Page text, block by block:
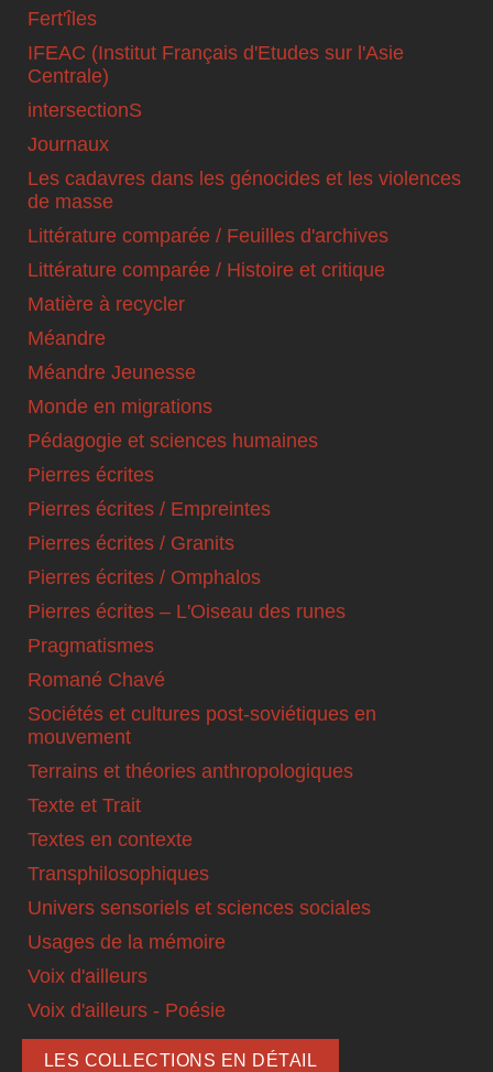
Fert'îles
IFEAC (Institut Français d'Etudes sur l'Asie
Centrale)
intersectionS
Journaux
Les cadavres dans les génocides et les violences
de masse
Littérature comparée / Feuilles d'archives
Littérature comparée / Histoire et critique
Matière à recycler
Méandre
Méandre Jeunesse
Monde en migrations
Pédagogie et sciences humaines
Pierres écrites
Pierres écrites / Empreintes
Pierres écrites / Granits
Pierres écrites / Omphalos
Pierres écrites – L'Oiseau des runes
Pragmatismes
Romané Chavé
Sociétés et cultures post-soviétiques en
mouvement
Terrains et théories anthropologiques
Texte et Trait
Textes en contexte
Transphilosophiques
Univers sensoriels et sciences sociales
Usages de la mémoire
Voix d'ailleurs
Voix d'ailleurs - Poésie
LES COLLECTIONS EN DÉTAIL